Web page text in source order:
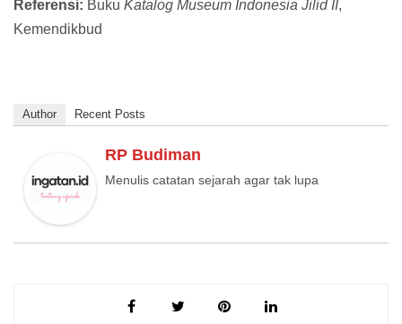
Referensi: Buku Katalog Museum Indonesia Jilid II,
Kemendikbud
Author Recent Posts
RP Budiman
Menulis catatan sejarah agar tak lupa